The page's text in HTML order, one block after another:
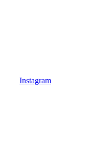
Instagram